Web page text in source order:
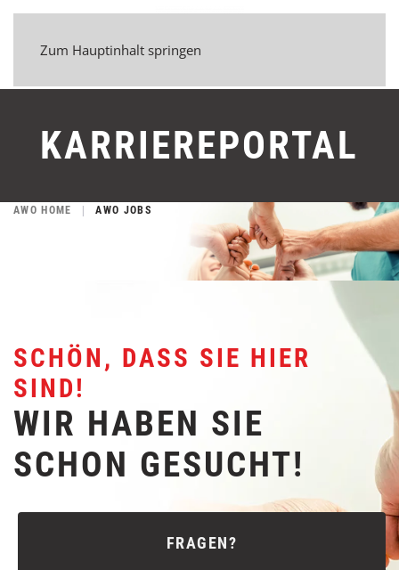
Zum Hauptinhalt springen
KARRIEREPORTAL
AWO HOME AWO JOBS
SCHÖN, DASS SIE HIER
SIND!
WIR HABEN SIE
SCHON GESUCHT!
FRAGEN?